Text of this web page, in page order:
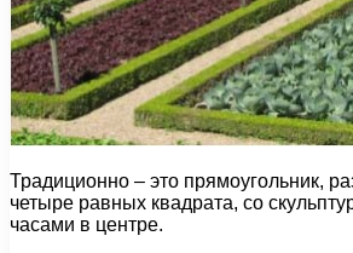
Традиционно – это прямоугольник,
четыре равных квадрата, со
часами в центре.